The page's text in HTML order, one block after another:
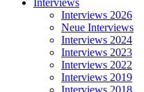
Interviews
Interviews 2026
Neue Interviews
Interviews 2024
Interviews 2023
Interviews 2022
Interviews 2019
Interviews 2018